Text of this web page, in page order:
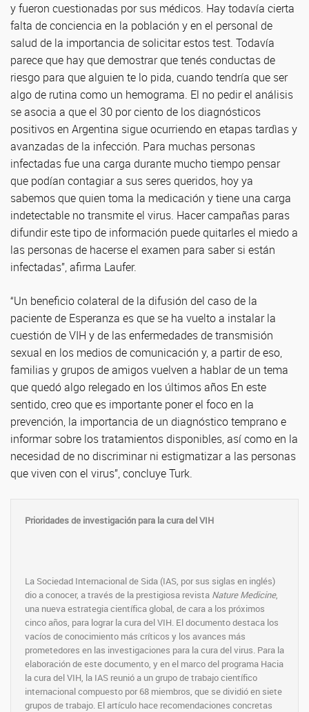
y fueron cuestionadas por sus médicos. Hay todavía cierta
falta de conciencia en la población y en el personal de
salud de la importancia de solicitar estos test. Todavía
parece que hay que demostrar que tenés conductas de
riesgo para que alguien te lo pida, cuando tendría que ser
algo de rutina como un hemograma. El no pedir el análisis
se asocia a que el 30 por ciento de los diagnósticos
positivos en Argentina sigue ocurriendo en etapas tardìas y
avanzadas de la infección. Para muchas personas
infectadas fue una carga durante mucho tiempo pensar
que podían contagiar a sus seres queridos, hoy ya
sabemos que quien toma la medicación y tiene una carga
indetectable no transmite el virus. Hacer campañas paras
difundir este tipo de información puede quitarles el miedo a
las personas de hacerse el examen para saber si están
infectadas”, afirma Laufer.
“Un beneficio colateral de la difusión del caso de la
paciente de Esperanza es que se ha vuelto a instalar la
cuestión de VIH y de las enfermedades de transmisión
sexual en los medios de comunicación y, a partir de eso,
familias y grupos de amigos vuelven a hablar de un tema
que quedó algo relegado en los últimos años En este
sentido, creo que es importante poner el foco en la
prevención, la importancia de un diagnóstico temprano e
informar sobre los tratamientos disponibles, así como en la
necesidad de no discriminar ni estigmatizar a las personas
que viven con el virus”, concluye Turk.
Prioridades de investigación para la cura del VIH
La Sociedad Internacional de Sida (IAS, por sus siglas en inglés)
dio a conocer, a través de la prestigiosa revista Nature Medicine,
una nueva estrategia científica global, de cara a los próximos
cinco años, para lograr la cura del VIH. El documento destaca los
vacíos de conocimiento más críticos y los avances más
prometedores en las investigaciones para la cura del virus. Para la
elaboración de este documento, y en el marco del programa Hacia
la cura del VIH, la IAS reunió a un grupo de trabajo científico
internacional compuesto por 68 miembros, que se dividió en siete
grupos de trabajo. El artículo hace recomendaciones concretas